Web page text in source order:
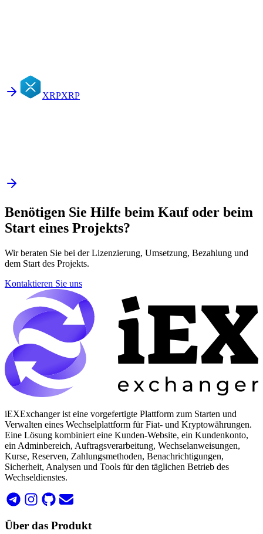
XRPXRP
Benötigen Sie Hilfe beim Kauf oder beim
Start eines Projekts?
Wir beraten Sie bei der Lizenzierung, Umsetzung, Bezahlung und
dem Start des Projekts.
Kontaktieren Sie uns
iEXExchanger ist eine vorgefertigte Plattform zum Starten und
Verwalten eines Wechselplattform für Fiat- und Kryptowährungen.
Eine Lösung kombiniert eine Kunden-Website, ein Kundenkonto,
ein Adminbereich, Auftragsverarbeitung, Wechselanweisungen,
Kurse, Reserven, Zahlungsmethoden, Benachrichtigungen,
Sicherheit, Analysen und Tools für den täglichen Betrieb des
Wechseldienstes.
Über das Produkt